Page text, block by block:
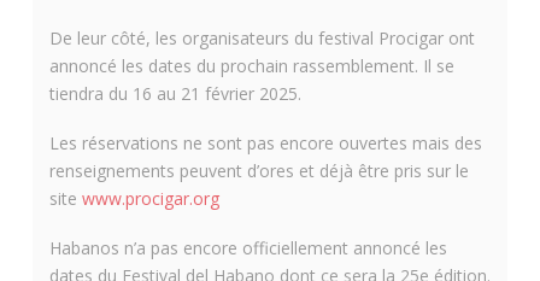
De leur côté, les organisateurs du festival Procigar ont
annoncé les dates du prochain rassemblement. Il se
tiendra du 16 au 21 février 2025.
Les réservations ne sont pas encore ouvertes mais des
renseignements peuvent d’ores et déjà être pris sur le
site www.procigar.org
Habanos n’a pas encore officiellement annoncé les
dates du Festival del Habano dont ce sera la 25e édition.